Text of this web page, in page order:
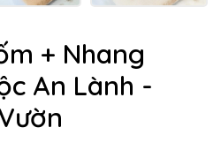
+ Nhang
An Lành -